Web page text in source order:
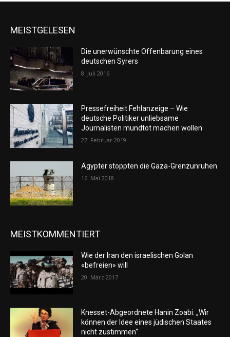
MEISTGELESEN
Die unerwünschte Offenbarung eines
deutschen Syrers
8. Juli 2016
Pressefreiheit Fehlanzeige – Wie
deutsche Politiker unliebsame
Journalisten mundtot machen wollen
27. Februar 2019
Ägypter stoppten die Gaza-Grenzunruhen
16. Mai 2018
MEISTKOMMENTIERT
Wie der Iran den israelischen Golan
«befreien» will
20. März 2017
Knesset-Abgeordnete Hanin Zoabi: „Wir
können der Idee eines jüdischen Staates
nicht zustimmen“